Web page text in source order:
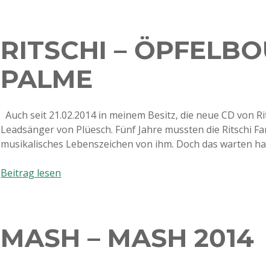
–
Mermaid
Cowgirl
RITSCHI –
PALME
Auch seit 21.02.2014 in meinem Besitz, die neue CD von
Leadsänger von Plüesch. Fünf Jahre mussten die Ritschi
musikalisches Lebenszeichen von ihm. Doch das warten
Beitrag lesen
Palme
MASH – MASH 2014